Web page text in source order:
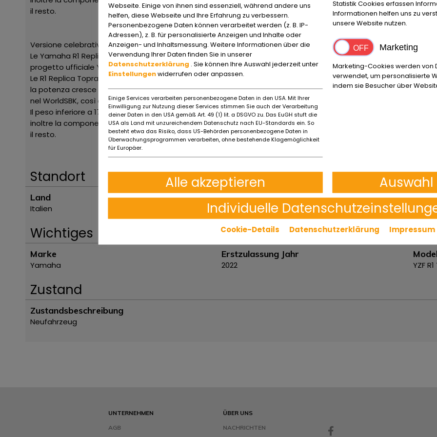
il resto.
Versione celebrativa della R1 campione del mondo superbike nel 2021 con Toprak Razgatlıoğlu, modello
Le Yamaha R1 Replica Toprak sono costruite da Crescent Racing Pro Shop sfruttando l'esperienza e le
progetto ufficiale Yamaha WorldSBK.
Le R1 Replica Toprak sono pronto pista modificate per offrire il massimo delle prestazioni:
la potenza cresce a 205 CV alla ruota – 20 CV rispetto alla R1 standard – con un'erogazione lineare di coppia
nel WorldSBK, così come la più recente ECU da gara GYTR.
Il peso inferiore a 175 kg con tutti i fluidi , vale a dire -26 kg rispetto alla versione standard della moto,
inoltre la componentistica pregiata, sospensioni Ohlins, piastra superiore della forcella factory, cerchi
il resto.
Standort
Land
Italien
Ort
Reggio Emilia
Wichtiges
Marke
Yamaha
Erstzulassung Jahr
2022 YZF
Zustand
Zustandsbeschreibung
Neufahrzeug
UNTERNEHMEN
AGB
ÜBER UNS
NACHRICHTEN
Webseite. Einige von ihnen sind essenziell, während andere uns
helfen, diese Webseite und Ihre Erfahrung zu verbessern.
Personenbezogene Daten können verarbeitet werden (z. B. IP-
Adressen), z. B. für personalisierte Anzeigen und Inhalte oder
Anzeigen- und Inhaltsmessung. Weitere Informationen über die
Verwendung Ihrer Daten finden Sie in unserer
Datenschutzerklärung . Sie können Ihre Auswahl jederzeit unter
Einstellungenwiderrufen oder anpassen.
Einige Services verarbeiten personenbezogene Daten in den USA. Mit Ihrer
Einwilligung zur Nutzung dieser Services stimmen Sie auch der Verarbeitung
deiner Daten in den USA gemäß Art. 49 (1) lit. a DSGVO zu. Das EuGH stuft die
USA als Land mit unzureichendem Datenschutz nach EU-Standards ein. So
besteht etwa das Risiko, dass US-Behörden personenbezogene Daten in
Überwachungsprogrammen verarbeiten, ohne bestehende Klagemöglichkeit
für Europäer.
Statistik Cookies erfassen
Informationen helfen uns zu
unsere Website nutzen.
Marketing
Marketing-Cookies werden von
verwendet, um personalisierte
indem sie Besucher über
Alle akzeptieren
Individuelle
Cookie-Details Datenschutzerklärung Impressum